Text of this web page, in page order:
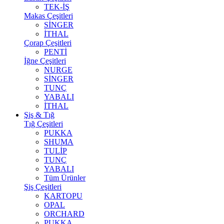
TEK-İŞ
Makas Çeşitleri
SİNGER
İTHAL
Çorap Çeşitleri
PENTİ
İğne Çeşitleri
NURGE
SİNGER
TUNÇ
YABALI
İTHAL
Şiş & Tığ
Tığ Çeşitleri
PUKKA
SHUMA
TULİP
TUNÇ
YABALI
Tüm Ürünler
Şiş Çeşitleri
KARTOPU
OPAL
ORCHARD